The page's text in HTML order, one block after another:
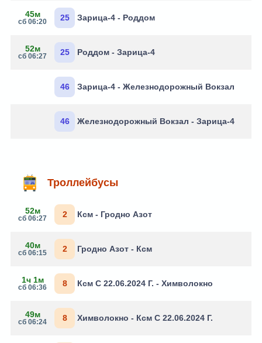
45м
сб 06:20 25 Зарица-4 - Роддом
52м
сб 06:27 25 Роддом - Зарица-4
46 Зарица-4 - Железнодорожный Вокзал
46 Железнодорожный Вокзал - Зарица-4
Троллейбусы
52м
сб 06:27 2 Ксм - Гродно Азот
40м
сб 06:15 2 Гродно Азот - Ксм
1ч 1м
сб 06:36 8 Ксм С 22.06.2024 Г. - Химволокно
49м
сб 06:24 8 Химволокно - Ксм С 22.06.2024 Г.